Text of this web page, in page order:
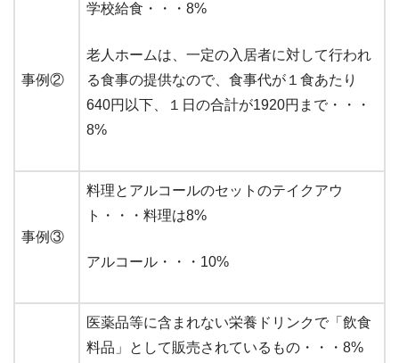
事例②
学校給食・・・8%
老人ホームは、一定の入居者に対して行われ
る食事の提供なので、食事代が１食あたり
640円以下、１日の合計が1920円まで・・・
8%
事例③
料理とアルコールのセットのテイクアウ
ト・・・料理は8%
アルコール・・・10%
医薬品等に含まれない栄養ドリンクで「飲食
料品」として販売されているもの・・・8%